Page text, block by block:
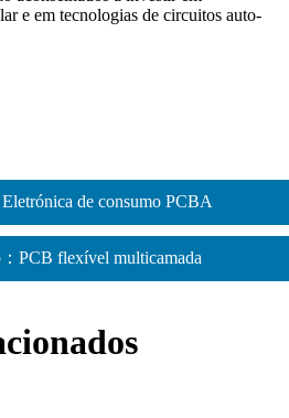
e em tecnologias de circuitos auto-
de consumo PCBA
PCB flexível multicamada